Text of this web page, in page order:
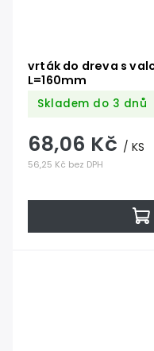
vrták do dreva s
L=160mm
Skladem do 3 dnů
56,25 Kč bez DPH
68,06 Kč / KS